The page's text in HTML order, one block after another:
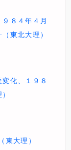
８４年４月
東北大理）
化、１９８
東大理）